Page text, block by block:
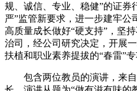
规、诚信、专业、稳健”的证券
严”监管新要求，进一步建牢公
高质量成长做好“硬支持”，坚
治司，经公司研究决定，开展
扶植和职业素养提拔的“春雷”专
包含两位教员的演讲，来自